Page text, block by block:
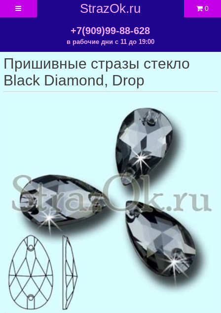
StrazOk.ru
+7(909)99-88-628
в рабочие дни с 11 до 19:00
0
Пришивные стразы стекло
Black Diamond, Drop